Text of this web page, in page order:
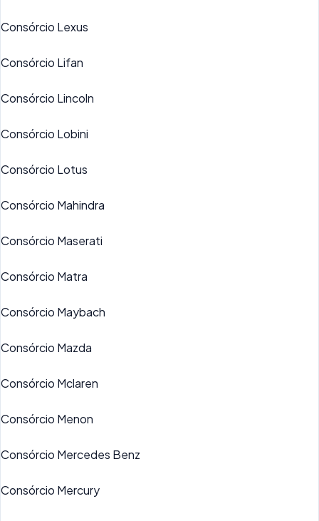
Consórcio Lexus
Consórcio Lifan
Consórcio Lincoln
Consórcio Lobini
Consórcio Lotus
Consórcio Mahindra
Consórcio Maserati
Consórcio Matra
Consórcio Maybach
Consórcio Mazda
Consórcio Mclaren
Consórcio Menon
Consórcio Mercedes Benz
Consórcio Mercury